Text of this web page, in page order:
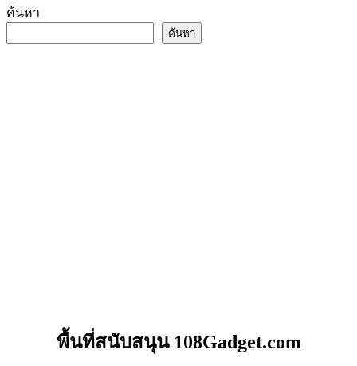
ค้นหา
ค้นหา
พื้นที่สนับสนุน 108Gadget.com